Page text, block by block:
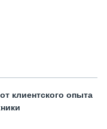
клиентского опыта